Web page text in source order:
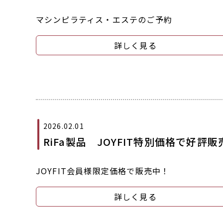
マシンピラティス・エステのご予約
詳しく見る
2026.02.01
RiFa製品 JOYFIT特別価格で好評販
JOYFIT会員様限定価格で販売中！
詳しく見る